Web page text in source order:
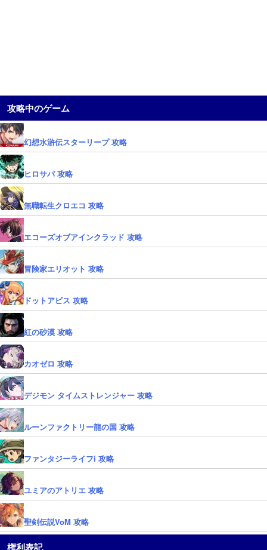
攻略中のゲーム
幻想水滸伝スターリープ 攻略
ヒロサバ 攻略
無職転生クロエコ 攻略
エコーズオブアインクラッド 攻略
冒険家エリオット 攻略
ドットアビス 攻略
紅の砂漠 攻略
カオゼロ 攻略
デジモン タイムストレンジャー 攻略
ルーンファクトリー龍の国 攻略
ファンタジーライフi 攻略
ユミアのアトリエ 攻略
聖剣伝説VoM 攻略
権利表記